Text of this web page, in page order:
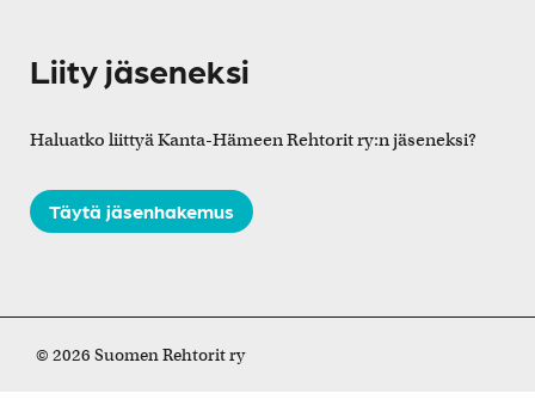
Liity jäseneksi
Haluatko liittyä Kanta-Hämeen Rehtorit ry:n jäseneksi?
Täytä jäsenhakemus
© 2026 Suomen Rehtorit ry